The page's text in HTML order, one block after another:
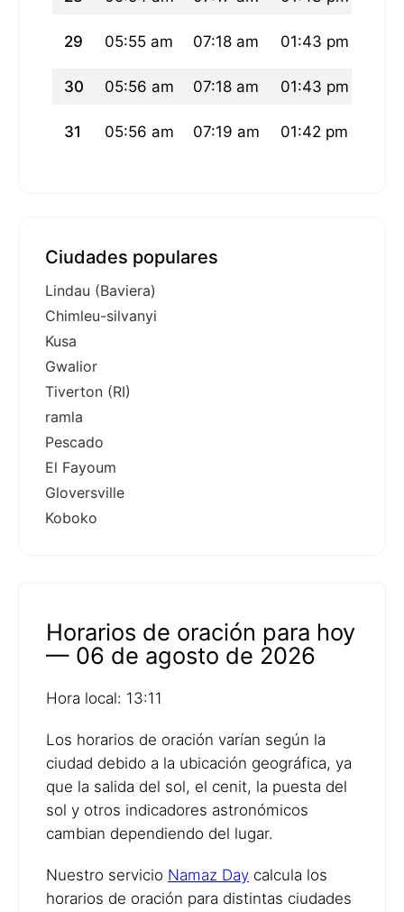
29 05:55 am 07:18 am 01:43 pm
30 05:56 am 07:18 am 01:43 pm
31 05:56 am 07:19 am 01:42 pm
Ciudades populares
Lindau (Baviera)
Chimleu-silvanyi
Kusa
Gwalior
Tiverton (RI)
ramla
Pescado
El Fayoum
Gloversville
Koboko
Horarios de oración para hoy
— 06 de agosto de 2026
Hora local: 13:11
Los horarios de oración varían según la
ciudad debido a la ubicación geográfica, ya
que la salida del sol, el cenit, la puesta del
sol y otros indicadores astronómicos
cambian dependiendo del lugar.
Nuestro servicio Namaz Day calcula los
horarios de oración para distintas ciudades